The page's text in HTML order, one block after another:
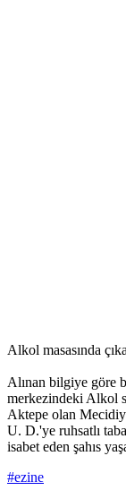
Alkol masasında
Alınan bilgiye göre
merkezindeki Alkol
Aktepe olan
U. D.'ye ruhsatlı
isabet eden şahıs
#ezine